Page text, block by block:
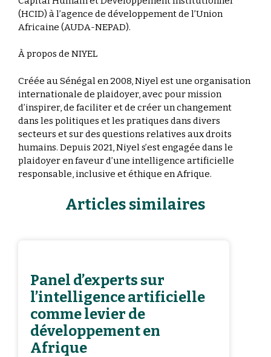
(HCID) à l’agence de développement de l’Union
Africaine (AUDA-NEPAD).
À propos de NIYEL
Créée au Sénégal en 2008, Niyel est une organisation
internationale de plaidoyer, avec pour mission
d’inspirer, de faciliter et de créer un changement
dans les politiques et les pratiques dans divers
secteurs et sur des questions relatives aux droits
humains. Depuis 2021, Niyel s’est engagée dans le
plaidoyer en faveur d’une intelligence artificielle
responsable, inclusive et éthique en Afrique.
Articles similaires
Panel d’experts sur
l’intelligence artificielle
comme levier de
développement en
Afrique